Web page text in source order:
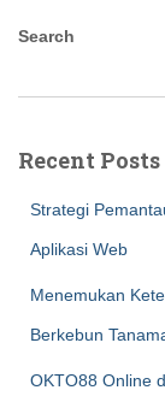
Search
Recent Posts
Strategi
Aplikasi Web
Menemukan
Berkebun
OKTO88 Online